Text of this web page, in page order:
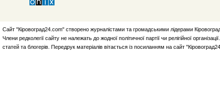
Сайт "Кіровоград24.com" створено журналістами та громадськими лідерами
Члени редколегії сайту не належать до жодної політичної партії чи релігійної
статей та блогерів. Передрук матеріалів вітається із посиланням на сайт